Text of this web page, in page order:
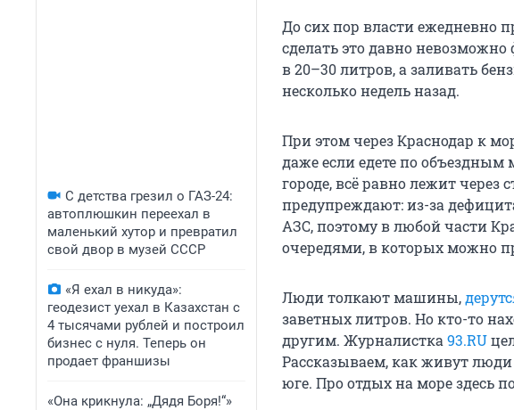
С детства грезил о ГАЗ-24:
автоплюшкин переехал в
маленький хутор и превратил
свой двор в музей СССР
«Я ехал в никуда»:
геодезист уехал в Казахстан с
4 тысячами рублей и построил
бизнес с нуля. Теперь он
продает франшизы
«Она крикнула: „Дядя Боря!“»
До сих пор власти ежедневно
сделать это давно
в 20–30 литров, а заливать
несколько недель назад.
При этом через Краснодар к
даже если едете по
городе, всё равно лежит через
предупреждают: из-за
АЗС, поэтому в любой части
очередями, в которых можно
Люди толкают машины,
заветных литров. Но кто-то
другим. Журналистка 93.RU
Рассказываем, как живут
юге. Про отдых на море здесь